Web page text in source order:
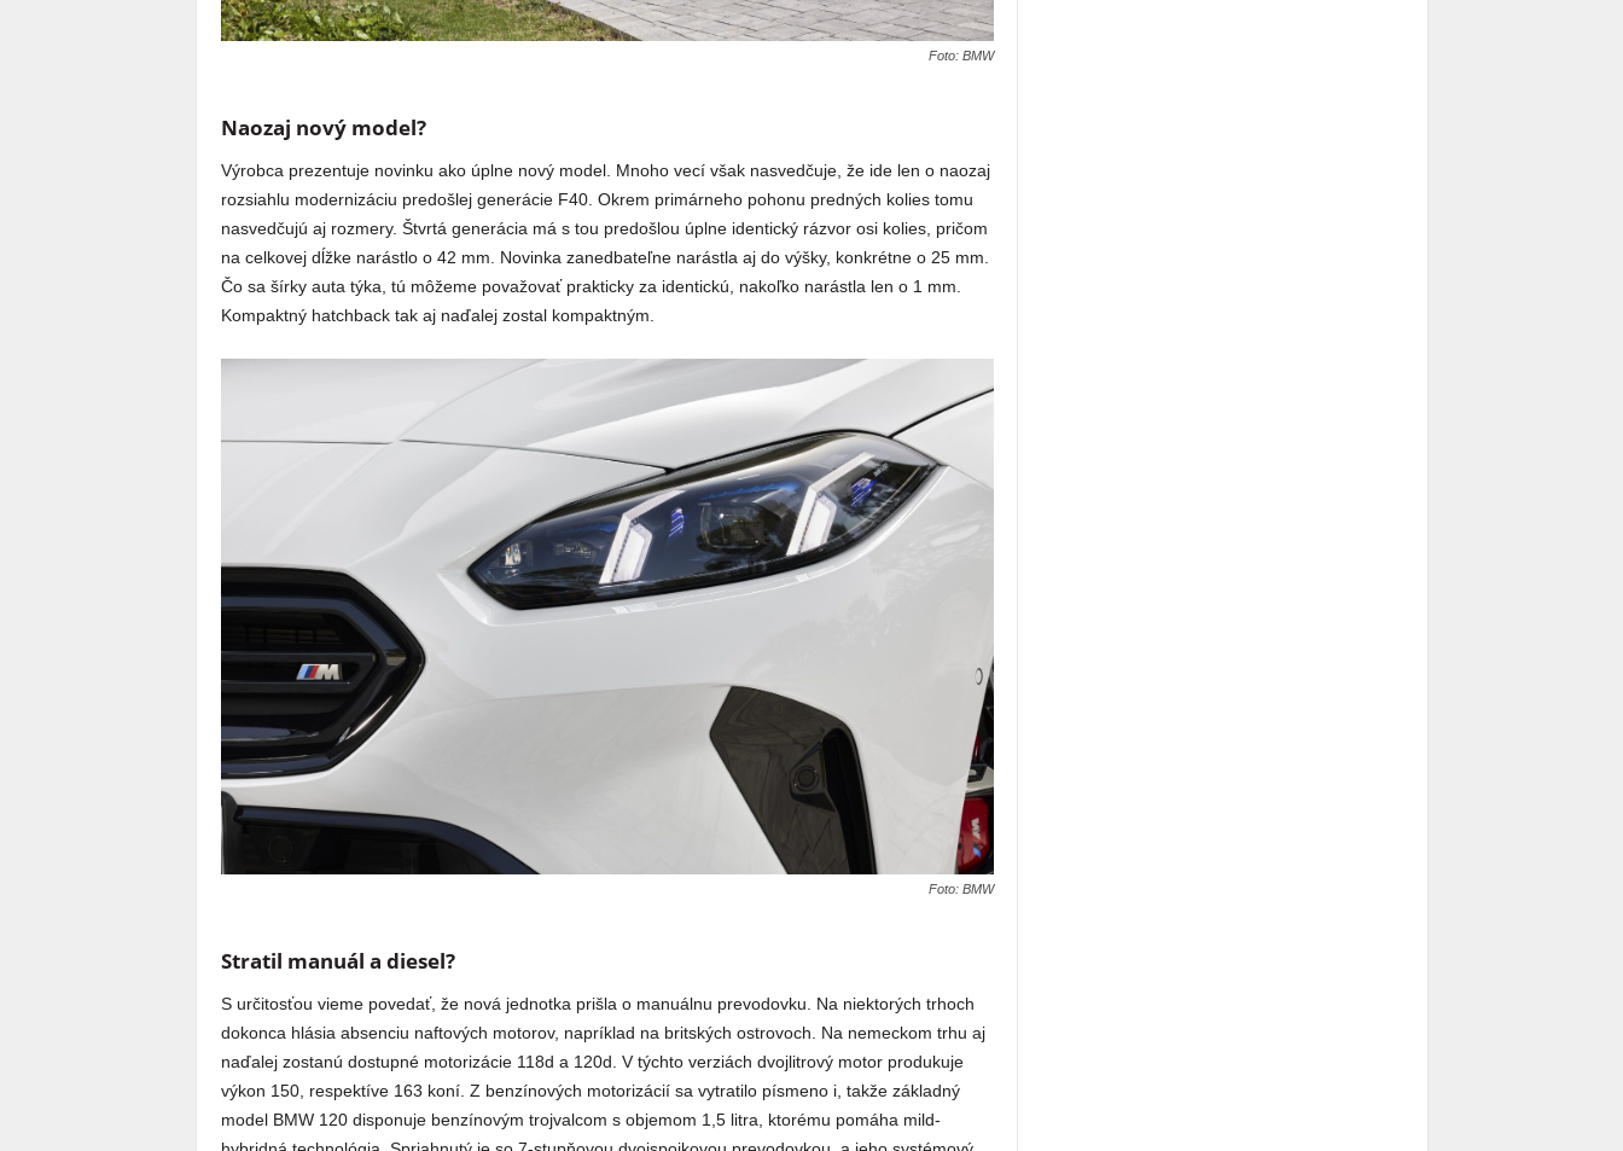
Foto: BMW
Naozaj nový model?
Výrobca prezentuje novinku ako úplne nový model. Mnoho vecí však nasvedčuje, že ide len o naozaj
rozsiahlu modernizáciu predošlej generácie F40. Okrem primárneho pohonu predných kolies tomu
nasvedčujú aj rozmery. Štvrtá generácia má s tou predošlou úplne identický rázvor osi kolies, pričom
na celkovej dĺžke narástlo o 42 mm. Novinka zanedbateľne narástla aj do výšky, konkrétne o 25 mm.
Čo sa šírky auta týka, tú môžeme považovať prakticky za identickú, nakoľko narástla len o 1 mm.
Kompaktný hatchback tak aj naďalej zostal kompaktným.
Foto: BMW
Stratil manuál a diesel?
S určitosťou vieme povedať, že nová jednotka prišla o manuálnu prevodovku. Na niektorých trhoch
dokonca hlásia absenciu naftových motorov, napríklad na britských ostrovoch. Na nemeckom trhu aj
naďalej zostanú dostupné motorizácie 118d a 120d. V týchto verziách dvojlitrový motor produkuje
výkon 150, respektíve 163 koní. Z benzínových motorizácií sa vytratilo písmeno i, takže základný
model BMW 120 disponuje benzínovým trojvalcom s objemom 1,5 litra, ktorému pomáha mild-